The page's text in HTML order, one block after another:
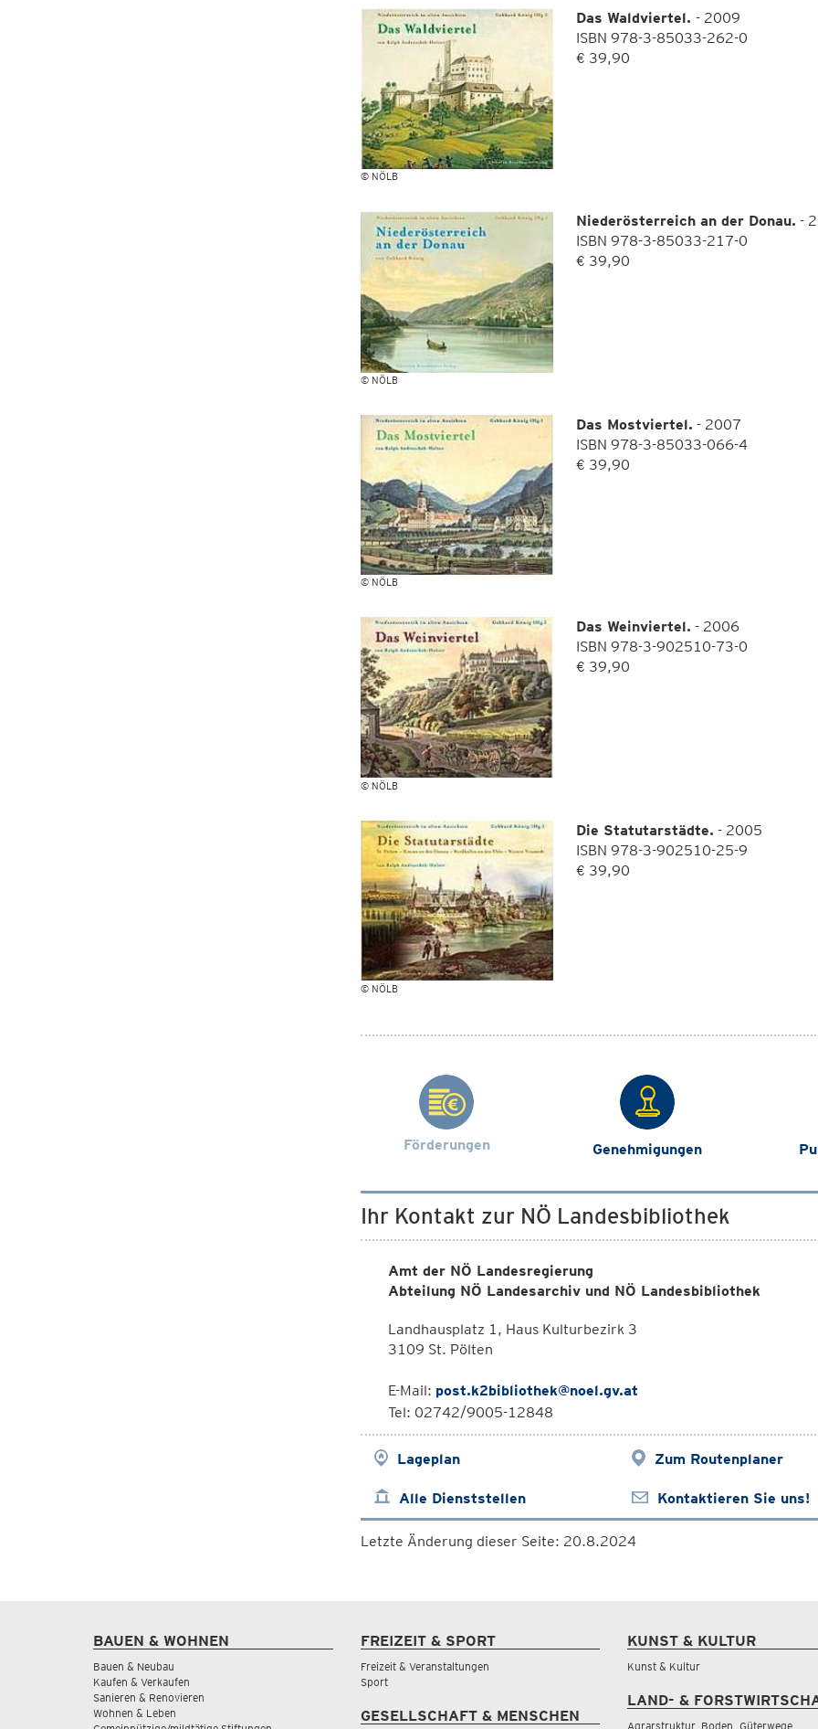
© NÖLB
Das Waldviertel.- 2009
ISBN 978-3-85033-262-0
€ 39,90
© NÖLB
Niederösterreich an der Donau. -
ISBN 978-3-85033-217-0
€ 39,90
© NÖLB
Das Mostviertel. - 2007
ISBN 978-3-85033-066-4
€ 39,90
© NÖLB
Das Weinviertel. - 2006
ISBN 978-3-902510-73-0
€ 39,90
© NÖLB
Die Statutarstädte. - 2005
ISBN 978-3-902510-25-9
€ 39,90
Förderungen Genehmigungen
Ihr Kontakt zur NÖ Landesbibliothek
Amt der NÖ Landesregierung
Abteilung NÖ Landesarchiv und NÖ Landesbibliothek
Landhausplatz 1, Haus Kulturbezirk 3
3109 St. Pölten
E-Mail: post.k2bibliothek@noel.gv.at
Tel: 02742/9005-12848
Lageplan Zum Routenplaner
Alle Dienststellen Kontaktieren Sie uns!
Letzte Änderung dieser Seite: 20.8.2024
BAUEN & WOHNEN
Bauen & Neubau
Kaufen & Verkaufen
Sanieren & Renovieren
Wohnen & Leben
FREIZEIT & SPORT
Freizeit & Veranstaltungen
Sport
GESELLSCHAFT & MENSCHEN
KUNST & KULTUR
Kunst & Kultur
LAND- &
Agrarstruktur, Boden, Güterwege